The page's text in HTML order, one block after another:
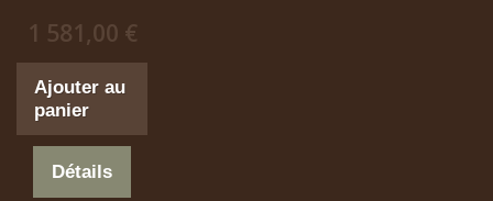
1 581,00 €
Ajouter au
panier
Détails